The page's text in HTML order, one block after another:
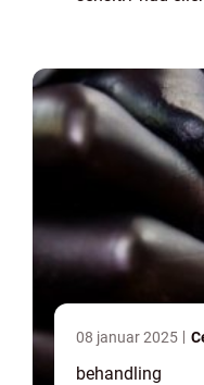
08 januar 2025
behandling